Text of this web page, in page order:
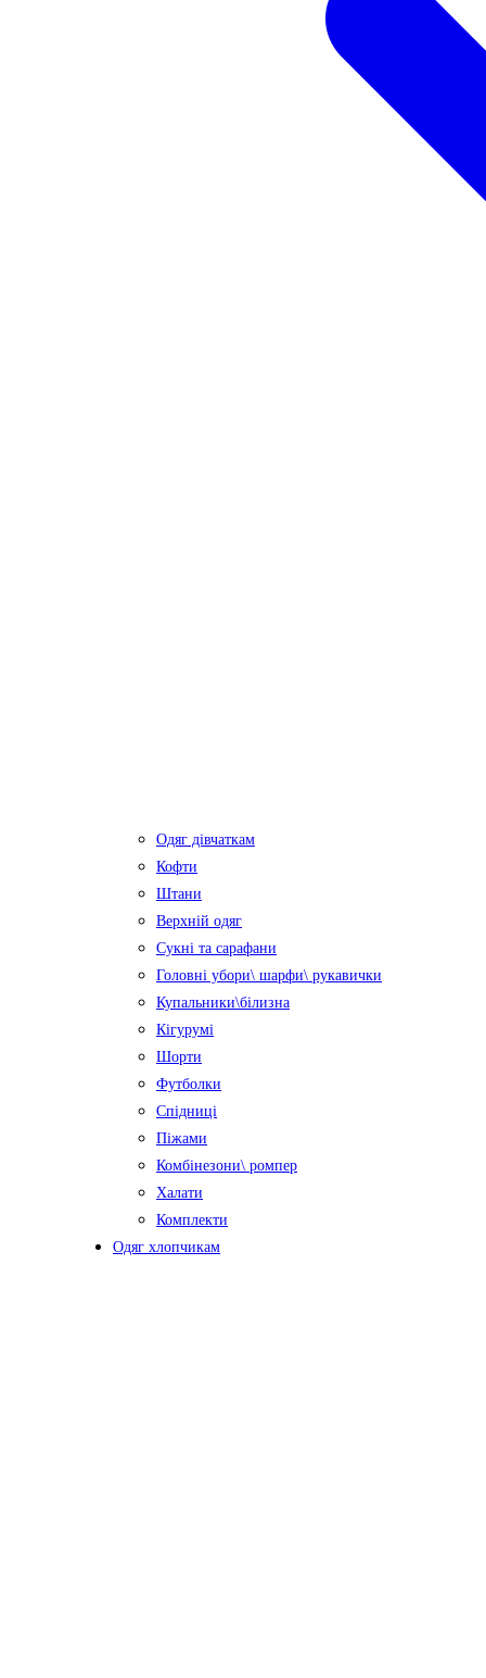
Одяг дівчаткам
Кофти
Штани
Верхній одяг
Сукні та сарафани
Головні убори\ шарфи\ рукавички
Купальники\білизна
Кігурумі
Шорти
Футболки
Спідниці
Піжами
Комбінезони\ ромпер
Халати
Комплекти
Одяг хлопчикам